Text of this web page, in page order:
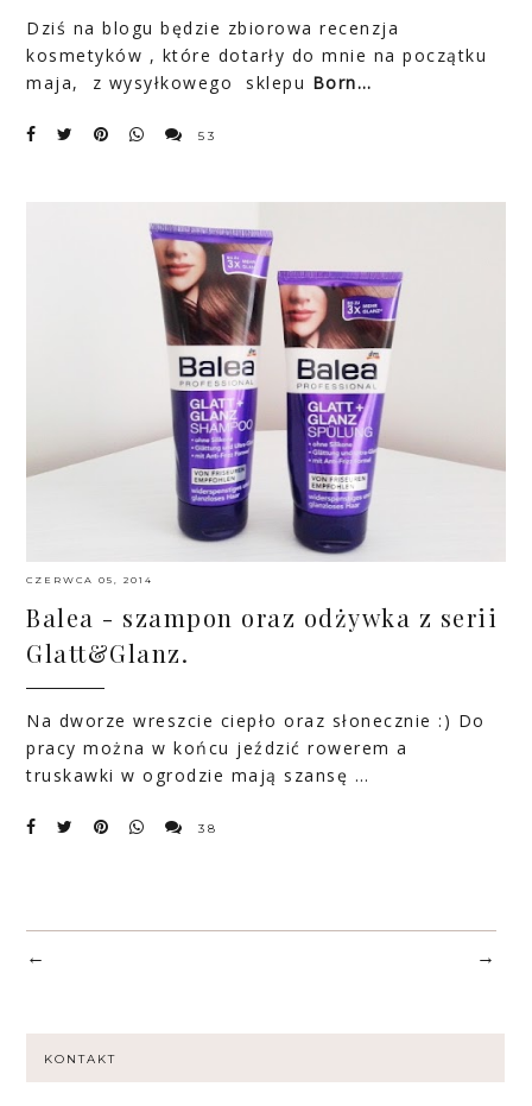
Dziś na blogu będzie zbiorowa recenzja
kosmetyków , które dotarły do mnie na początku
maja, z wysyłkowego sklepu Born…
53
CZERWCA 05, 2014
Balea - szampon oraz odżywka z serii
Glatt&Glanz.
Na dworze wreszcie ciepło oraz słonecznie :) Do
pracy można w końcu jeździć rowerem a
truskawki w ogrodzie mają szansę …
38
← →
KONTAKT